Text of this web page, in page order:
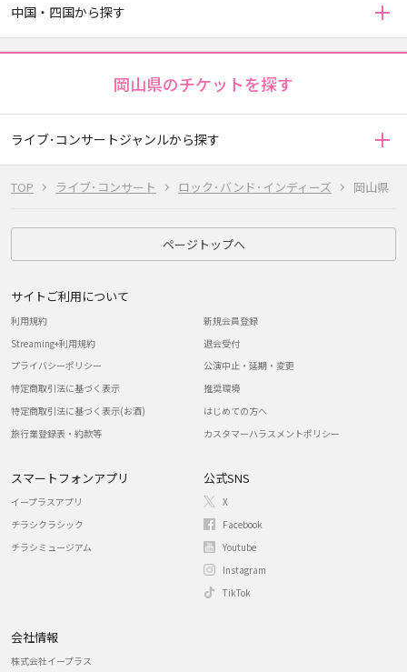
TOP ライブ･コンサート ロック･バンド･インディーズ 岡山県
中国・四国から探す
岡山県のチケットを探す
ライブ･コンサートジャンルから探す
ページトップへ
サイトご利用について
利用規約
Streaming+利用規約
プライバシーポリシー
特定商取引法に基づく表示
特定商取引法に基づく表示(お酒)
旅行業登録表・約款等
新規会員登録
退会受付
公演中止・延期・変更
推奨環境
はじめての方へ
カスタマーハラスメントポリシー
スマートフォンアプリ
イープラスアプリ
チラシクラシック
チラシミュージアム
公式SNS
X
Facebook
Youtube
Instagram
TikTok
会社情報
株式会社イープラス